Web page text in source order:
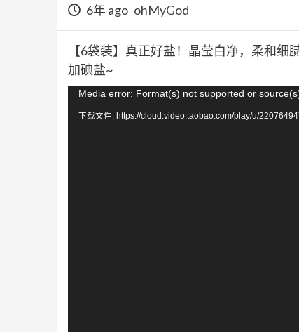
6年 ago ohMyGod
【6袋装】真正好盐！晶莹白净，柔和
加碘盐~
视
频
Media error: Format(s) not supported or
下载文件: https://cloud.video.taobao.com/play/u/